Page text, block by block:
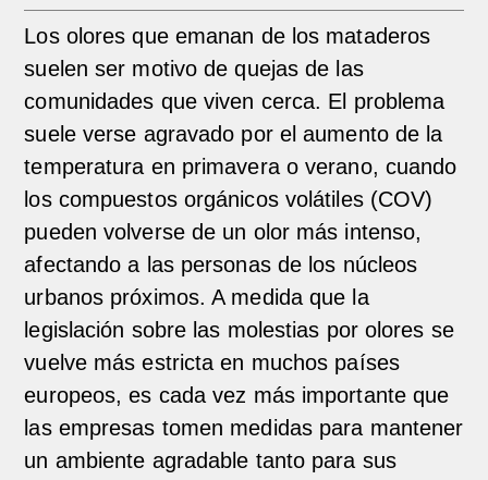
Los olores que emanan de los mataderos
suelen ser motivo de quejas de las
comunidades que viven cerca. El problema
suele verse agravado por el aumento de la
temperatura en primavera o verano, cuando
los compuestos orgánicos volátiles (COV)
pueden volverse de un olor más intenso,
afectando a las personas de los núcleos
urbanos próximos. A medida que la
legislación sobre las molestias por olores se
vuelve más estricta en muchos países
europeos, es cada vez más importante que
las empresas tomen medidas para mantener
un ambiente agradable tanto para sus